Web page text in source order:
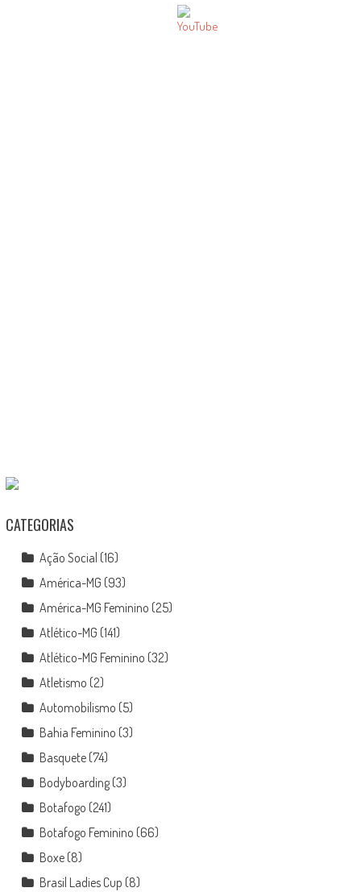
CATEGORIAS
Ação Social (16)
América-MG (93)
América-MG Feminino (25)
Atlético-MG (141)
Atlético-MG Feminino (32)
Atletismo (2)
Automobilismo (5)
Bahia Feminino (3)
Basquete(74)
Bodyboarding(3)
Botafogo (241)
Botafogo Feminino (66)
Boxe(8)
Brasil Ladies Cup (8)